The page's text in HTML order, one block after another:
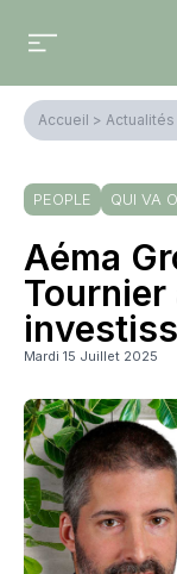
Accueil > Actualités
PEOPLE QUI VA
Aéma
Tournier
Mardi 15 Juillet 2025